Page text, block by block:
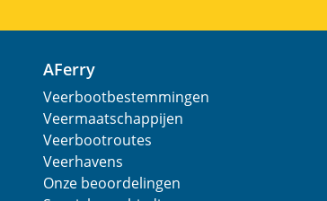
AFerry
Veerbootbestemmingen
Veermaatschappijen
Veerbootroutes
Veerhavens
Onze beoordelingen